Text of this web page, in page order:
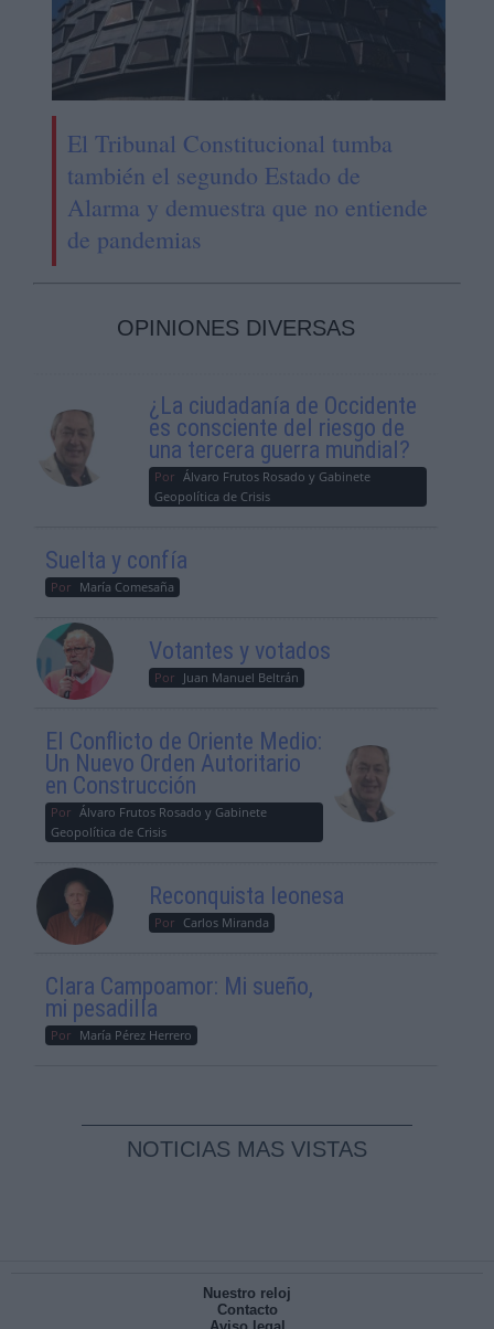
El Tribunal Constitucional tumba
también el segundo Estado de
Alarma y demuestra que no entiende
de pandemias
OPINIONES DIVERSAS
¿La ciudadanía de Occidente
es consciente del riesgo de
una tercera guerra mundial?
Por Álvaro Frutos Rosado y Gabinete
Geopolítica de Crisis
Suelta y confía
Por María Comesaña
Votantes y votados
Por Juan Manuel Beltrán
El Conflicto de Oriente Medio:
Un Nuevo Orden Autoritario
en Construcción
Por Álvaro Frutos Rosado y Gabinete
Geopolítica de Crisis
Reconquista leonesa
Por Carlos Miranda
Clara Campoamor: Mi sueño,
mi pesadilla
Por María Pérez Herrero
NOTICIAS MAS VISTAS
Nuestro reloj
Contacto